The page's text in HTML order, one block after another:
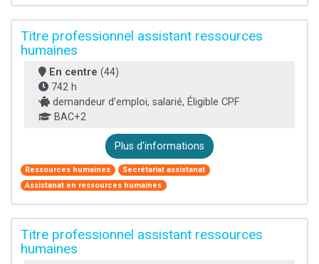
Titre professionnel assistant ressources
humaines
En centre (44)
742 h
demandeur d’emploi, salarié, Éligible CPF
BAC+2
Plus d'informations
Ressources humaines
Secrétariat assistanat
Assistanat en ressources humaines
Titre professionnel assistant ressources
humaines